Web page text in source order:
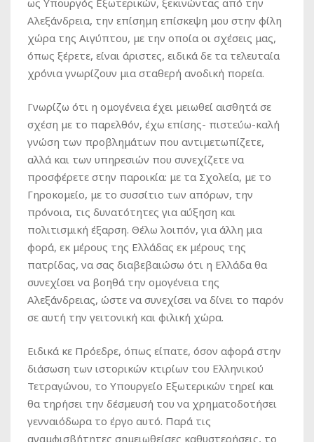
Αλεξάνδρεια, την επίσημη επίσκεψη μου στην φίλη
χώρα της Αιγύπτου, με την οποία οι σχέσεις μας,
όπως ξέρετε, είναι άριστες, ειδικά δε τα τελευταία
χρόνια γνωρίζουν μια σταθερή ανοδική πορεία.
Γνωρίζω ότι η ομογένεια έχει μειωθεί αισθητά σε
σχέση με το παρελθόν, έχω επίσης- πιστεύω-καλή
γνώση των προβλημάτων που αντιμετωπίζετε,
αλλά και των υπηρεσιών που συνεχίζετε να
προσφέρετε στην παροικία: με τα Σχολεία, με το
Γηροκομείο, με το συσσίτιο των απόρων, την
πρόνοια, τις δυνατότητες για αύξηση και
πολιτισμική έξαρση. Θέλω λοιπόν, για άλλη μια
φορά, εκ μέρους της Ελλάδας εκ μέρους της
πατρίδας, να σας διαβεβαιώσω ότι η Ελλάδα θα
συνεχίσει να βοηθά την ομογένεια της
Αλεξάνδρειας, ώστε να συνεχίσει να δίνει το παρόν
σε αυτή την γειτονική και φιλική χώρα.
Ειδικά κε Πρόεδρε, όπως είπατε, όσον αφορά στην
διάσωση των ιστορικών κτιρίων του Ελληνικού
Τετραγώνου, το Υπουργείο Εξωτερικών τηρεί και
θα τηρήσει την δέσμευσή του να χρηματοδοτήσει
γενναιόδωρα το έργο αυτό. Παρά τις
αναμφισβήτητες σημειωθείσες καθυστερήσεις, το